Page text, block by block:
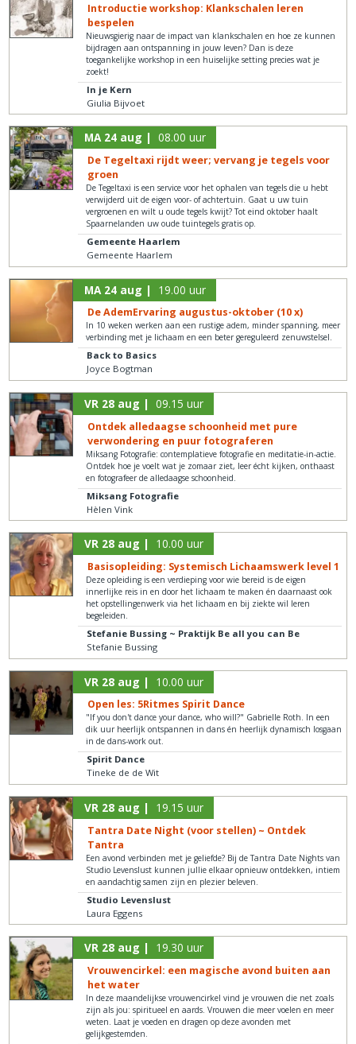
Introductie workshop: Klankschalen leren
bespelen
Nieuwsgierig naar de impact van klankschalen en hoe ze kunnen
bijdragen aan ontspanning in jouw leven? Dan is deze
toegankelijke workshop in een huiselijke setting precies wat je
zoekt!
In je Kern
Giulia Bijvoet
MA 24 aug | 08.00 uur
De Tegeltaxi rijdt weer; vervang je tegels voor
groen
De Tegeltaxi is een service voor het ophalen van tegels die u hebt
verwijderd uit de eigen voor- of achtertuin. Gaat u uw tuin
vergroenen en wilt u oude tegels kwijt? Tot eind oktober haalt
Spaarnelanden uw oude tuintegels gratis op.
Gemeente Haarlem
Gemeente Haarlem
MA 24 aug | 19.00 uur
De AdemErvaring augustus-oktober (10 x)
In 10 weken werken aan een rustige adem, minder spanning, meer
verbinding met je lichaam en een beter gereguleerd zenuwstelsel.
Back to Basics
Joyce Bogtman
VR 28 aug | 09.15 uur
Ontdek alledaagse schoonheid met pure
verwondering en puur fotograferen
Miksang Fotografie: contemplatieve fotografie en meditatie-in-actie.
Ontdek hoe je voelt wat je zomaar ziet, leer écht kijken, onthaast
en fotografeer de alledaagse schoonheid.
Miksang Fotografie
Hèlen Vink
VR 28 aug | 10.00 uur
Basisopleiding: Systemisch Lichaamswerk level 1
Deze opleiding is een verdieping voor wie bereid is de eigen
innerlijke reis in en door het lichaam te maken én daarnaast ook
het opstellingenwerk via het lichaam en bij ziekte wil leren
begeleiden.
Stefanie Bussing ~ Praktijk Be all you can Be
Stefanie Bussing
VR 28 aug | 10.00 uur
Open les: 5Ritmes Spirit Dance
"If you don't dance your dance, who will?" Gabrielle Roth. In een
dik uur heerlijk ontspannen in dans én heerlijk dynamisch losgaan
in de dans-work out.
Spirit Dance
Tineke de de Wit
VR 28 aug | 19.15 uur
Tantra Date Night (voor stellen) ~ Ontdek
Tantra
Een avond verbinden met je geliefde? Bij de Tantra Date Nights van
Studio Levenslust kunnen jullie elkaar opnieuw ontdekken, intiem
en aandachtig samen zijn en plezier beleven.
Studio Levenslust
Laura Eggens
VR 28 aug | 19.30 uur
Vrouwencirkel: een magische avond buiten aan
het water
In deze maandelijkse vrouwencirkel vind je vrouwen die net zoals
zijn als jou: spiritueel en aards. Vrouwen die meer voelen en meer
weten. Laat je voeden en dragen op deze avonden met
gelijkgestemden.